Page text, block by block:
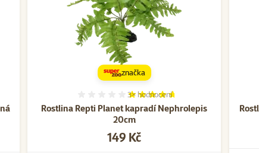
Rostlina Repti Planet kapradí Nephrolepis
20cm
Hodnocení 93%, počet hodnocení: 3
3× hodnocení
Cena
149 Kč
značka